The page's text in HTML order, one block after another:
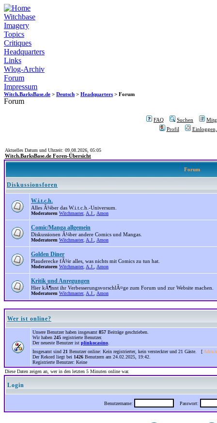
Witchbase
Imagery
Topics
Critiques
Headquarters
Links
Wlog-Archiv
Forum
Impressum
Witch.BarksBase.de > Deutsch > Headquarters > Forum
Forum
FAQ Suchen
Profil
Aktuelles Datum und Uhrzeit: 09.08.2026, 05:05
Witch.BarksBase.de Foren-Übersicht
Forum
Diskussionsforen
W.i.t.c.h.
Alles Ã¼ber das W.i.t.c.h.-Universum.
Moderatoren Witchmaster, A.J. Amon
Comic/Manga allgemein
Diskussionen Ã¼ber andere Comics und Mangas.
Moderatoren Witchmaster, A.J. Amon
Golden Diner
Plauderecke fÃ¼r alles, was nichts mit Comics zu tun hat.
Moderatoren Witchmaster, A.J. Amon
Kritik und Anregungen
Hier kÃ¶nnt ihr VerbesserungsvorschlÃ¤ge zum Forum und zur Website machen.
Moderatoren Witchmaster, A.J. Amon
Wer ist online?
Unsere Benutzer haben insgesamt 857 Beiträge geschrieben.
Wir haben 245 registrierte Benutzer.
Der neueste Benutzer ist plinkocasino
Insgesamt sind 21 Benutzer online: Kein registrierter, kein versteckter und 21 Gäste. [
Der Rekord liegt bei 1426 Benutzern am 24.02.2025, 19:42.
Registrierte Benutzer: Keine
Diese Daten zeigen an, wer in den letzten 5 Minuten online war.
Login
Benutzername: Passwort: